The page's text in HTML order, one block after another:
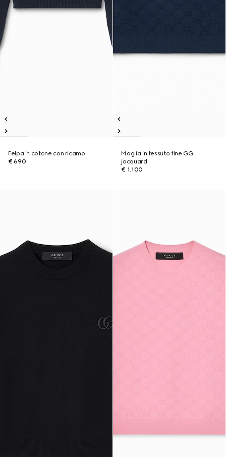
Felpa in cotone con ricamo
€ 690
Maglia in tessuto fine GG
jacquard
€ 1.100